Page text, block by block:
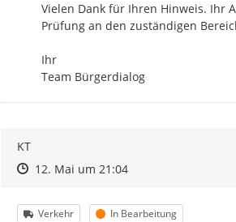
Vielen Dank für Ihren Hinweis. Ihr
Prüfung an den zuständigen
Ihr
Team Bürgerdialog
KT
Zeitpunkt des Erstellens
Zeitpunkt des Erstellens
12. Mai um 21:04Zur Äußerung
Kategorie
Verkehr Status
In Bearbeitung